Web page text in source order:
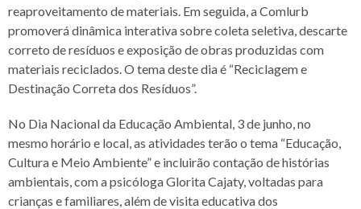
reaproveitamento de materiais. Em seguida, a Comlurb
promoverá dinâmica interativa sobre coleta seletiva, descarte
correto de resíduos e exposição de obras produzidas com
materiais reciclados. O tema deste dia é “Reciclagem e
Destinação Correta dos Resíduos”.
No Dia Nacional da Educação Ambiental, 3 de junho, no
mesmo horário e local, as atividades terão o tema “Educação,
Cultura e Meio Ambiente” e incluirão contação de histórias
ambientais, com a psicóloga Glorita Cajaty, voltadas para
crianças e familiares, além de visita educativa dos